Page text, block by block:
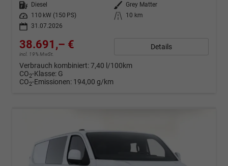
Kraftstoff
Diesel Außenfarbe
Grey Matter
Leistung
110 kW (150 PS) Kilometerstand
10 km
31.07.2026
38.691,– €
incl. 19% MwSt.
Details
Verbrauch kombiniert:7,40 l/100km
CO2-Klasse: G
CO2-Emissionen: 194,00 g/km